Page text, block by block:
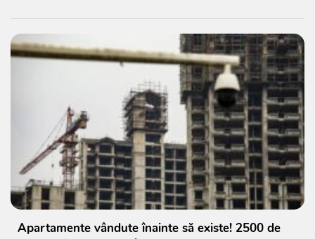
Apartamente vândute înainte să existe! 2500 de